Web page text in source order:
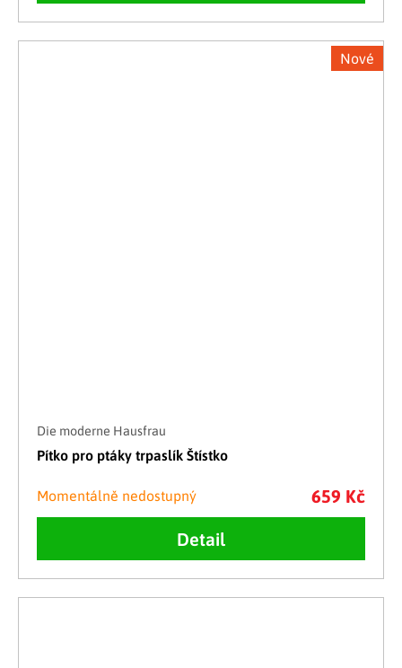
Nové
Die moderne Hausfrau
Pítko pro ptáky trpaslík Štístko
Momentálně nedostupný 659 Kč
Detail